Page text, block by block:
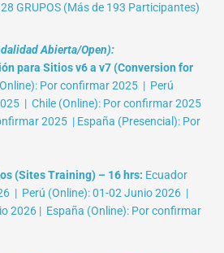
28 GRUPOS (Más de 193 Participantes)
Abierta/Open):
para Sitios v6 a v7 (Conversion for
Por confirmar 2025 | Perú
| Chile (Online): Por confirmar 2025
2025 | España (Presencial): Por
(Sites Training) – 16 hrs: Ecuador
| Perú (Online): 01-02 Junio 2026 |
2026 | España (Online): Por confirmar